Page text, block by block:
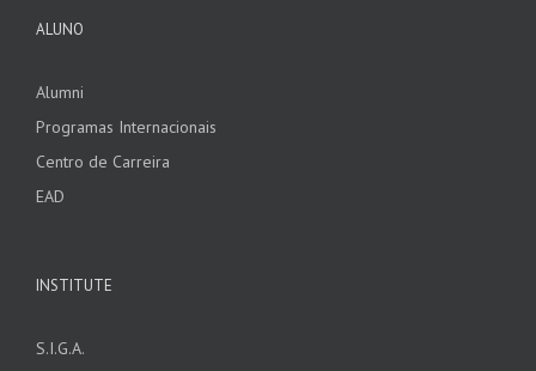
ALUNO
Alumni
Programas Internacionais
Centro de Carreira
EAD
INSTITUTE
S.I.G.A.